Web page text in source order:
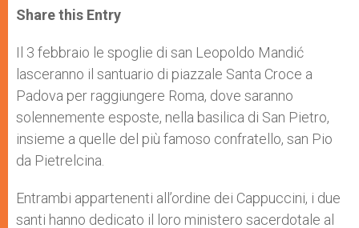
t
s
p
p
s
e
g
e
r
e
b
o
k
r
Share this Entry
Il 3 febbraio le spoglie di san Leopoldo Mandić
lasceranno il santuario di piazzale Santa Croce a
Padova per raggiungere Roma, dove saranno
solennemente esposte, nella basilica di San Pietro,
insieme a quelle del più famoso confratello, san Pio
da Pietrelcina.
Entrambi appartenenti all’ordine dei Cappuccini, i due
santi hanno dedicato il loro ministero sacerdotale al